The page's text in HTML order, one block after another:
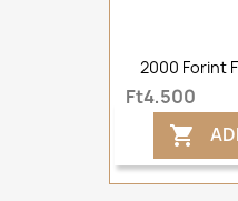
2000 Forint
Ft4,500
